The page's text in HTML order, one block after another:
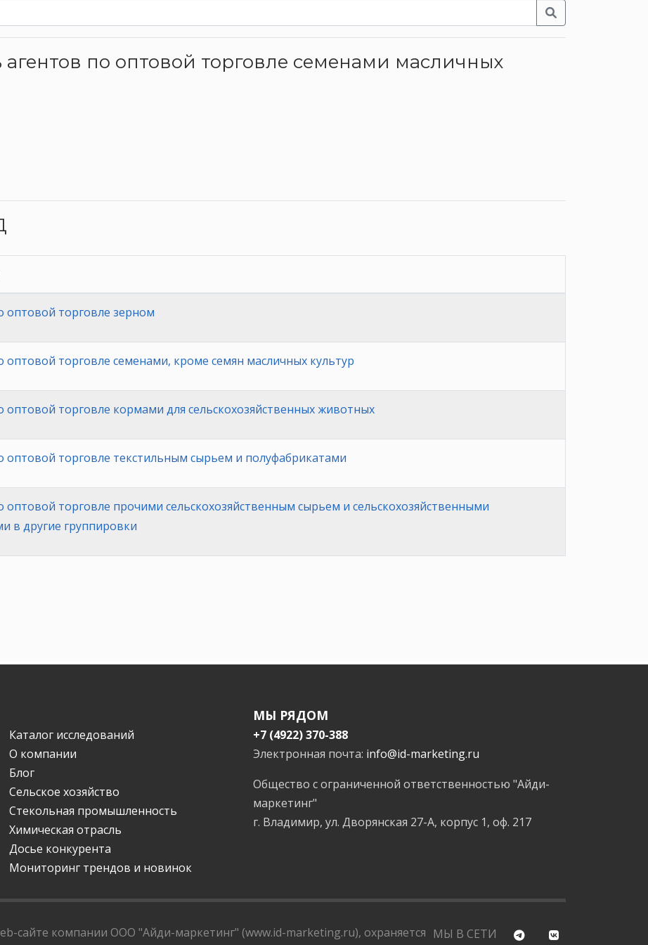
агентов по оптовой торговле семенами масличных
оптовой торговле зерном
оптовой торговле семенами, кроме семян масличных культур
оптовой торговле кормами для сельскохозяйственных животных
оптовой торговле текстильным сырьем и полуфабрикатами
оптовой торговле прочими сельскохозяйственным сырьем и сельскохозяйственными
в другие группировки
Каталог исследований
О компании
Блог
Сельское хозяйство
Стекольная промышленность
Химическая отрасль
Досье конкурента
Мониторинг трендов и новинок
МЫ РЯДОМ
+7 (4922) 370-388
Электронная почта: info@id-marketing.ru
Общество с ограниченной ответственностью "Айди-
маркетинг"
г. Владимир, ул. Дворянская 27-А, корпус 1, оф. 217
МЫ В СЕТИ
сайте компании ООО "Айди-маркетинг" (www.id-marketing.ru), охраняется